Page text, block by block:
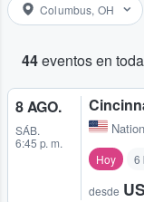
Columbus, OH
44eventos en
8 AGO.
SÁB.
6:45 p. m.
Hoy 6
desde